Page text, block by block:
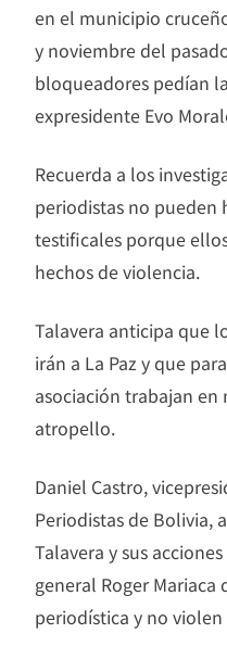
en el municipio
y noviembre del
bloqueadores pedían
expresidente Evo
Recuerda a los
periodistas no pueden
testificales porque
hechos de violencia.
Talavera anticipa que
irán a La Paz y que
asociación trabajan
atropello.
Daniel Castro,
Periodistas de Bolivia,
Talavera y sus
general Roger
periodística y no